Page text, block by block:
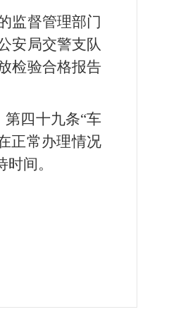
监督管理部门
安局交警支队
检验合格报告
四十九条“车
正常办理情况
间。